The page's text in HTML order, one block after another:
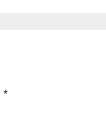
*